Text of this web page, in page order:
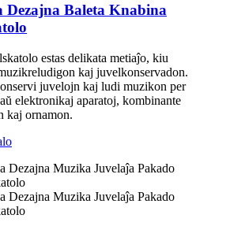
Dezajna Baleta Knabina
estas delikata metiaĵo, kiu
kaj juvelkonservadon.
juvelojn kaj ludi muzikon per
elektronikaj aparatoj, kombinante
kaj ornamon.